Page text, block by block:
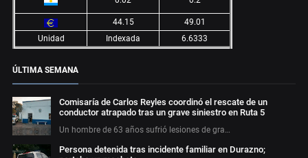
44.15
49.01
Unidad
Indexada 6.6333
ÚLTIMA SEMANA
Comisaría de Carlos Reyles coordinó el rescate de un
conductor atrapado tras un grave siniestro en Ruta 5
Un hombre de 63 años sufrió lesiones de gra…
Persona detenida tras incidente familiar en Durazno;